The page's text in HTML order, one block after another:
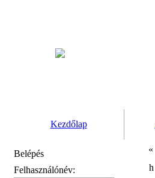
Kezdőlap
Belépés
Felhasználónév:
«
h